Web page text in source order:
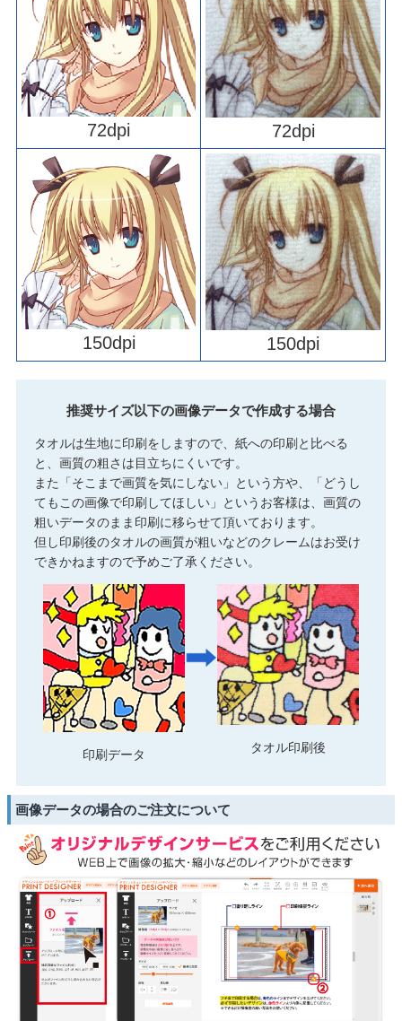
72dpi 72dpi
150dpi 150dpi
推奨サイズ以下の画像データで作成する場合
タオルは生地に印刷をしますので、紙への印刷と比べる
と、画質の粗さは目立ちにくいです。
また「そこまで画質を気にしない」という方や、「どうし
てもこの画像で印刷してほしい」というお客様は、画質の
粗いデータのまま印刷に移らせて頂いております。
但し印刷後のタオルの画質が粗いなどのクレームはお受け
できかねますので予めご了承ください。
印刷データ タオル印刷後
画像データの場合のご注文について